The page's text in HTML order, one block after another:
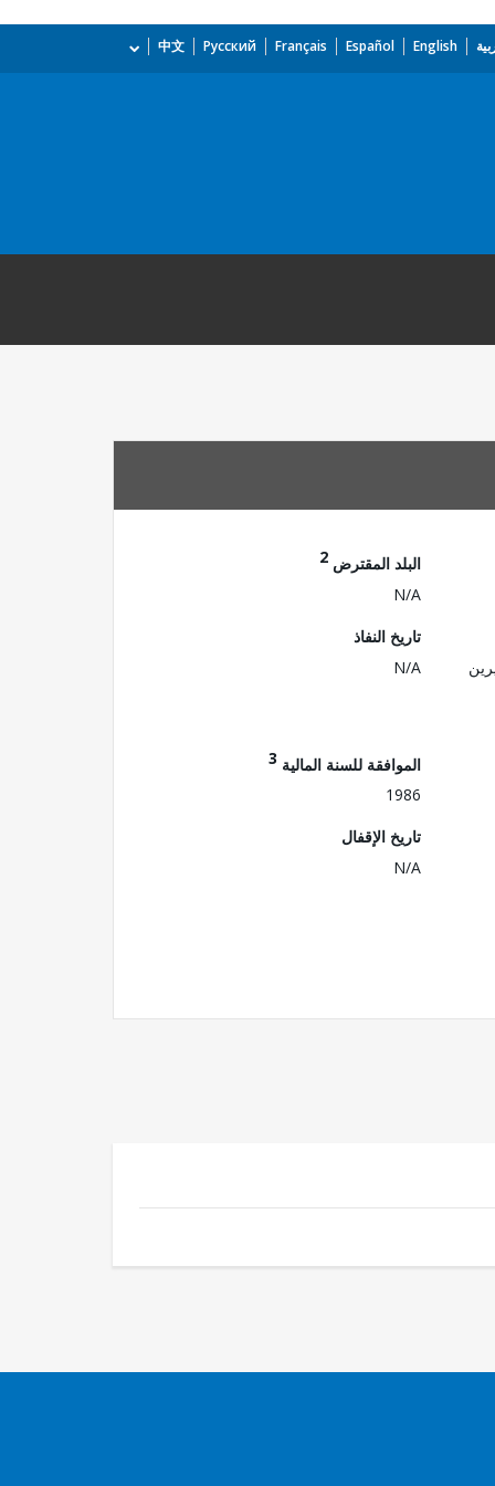
English
Español
Français
Русский
中文
البلد المقترض 2
N/A
تاريخ النفاذ
N/A
الموافقة للسنة المالية 3
1986
تاريخ الإقفال
N/A